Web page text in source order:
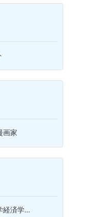
画家
経済学…